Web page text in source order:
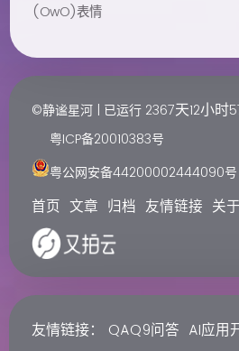
(OwO)表情
©静谧星河 | 已运行 2367天12小时
粤ICP备20010383号
粤公网安备44200002444090号
首页 文章 归档 友情链接 关于
友情链接： QAQ9问答 AI应用